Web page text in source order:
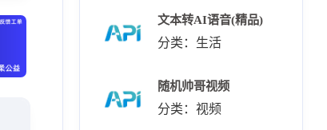
文本转AI语音(精品)
分类：生活
随机帅哥视频
分类：视频